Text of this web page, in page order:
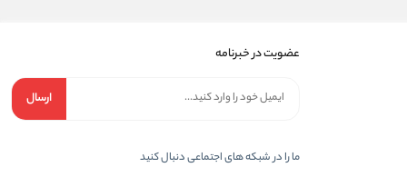
عضویت در خبرنامه
ارسال
ما را در شبکه های اجتماعی دنبال کنید